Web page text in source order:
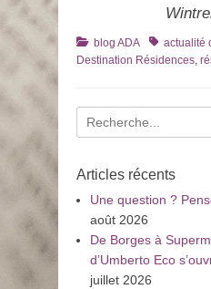
Catégories
blog ADA Tagsactualité
Destination Résidences,
Recherche
pour
Articles récents
Une question ?
août 2026
De Borges à
d’Umberto Eco
juillet 2026